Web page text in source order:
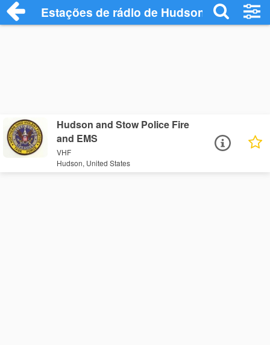
Estações de rádio de Hudson - Ouça
Hudson and Stow Police Fire
and EMS
VHF
Hudson, United States